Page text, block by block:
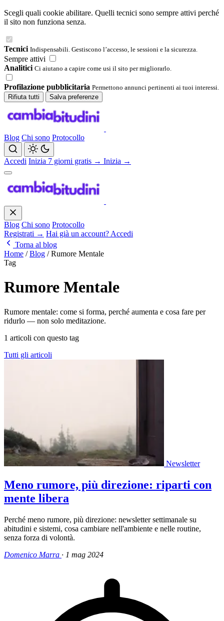
Scegli quali cookie abilitare. Quelli tecnici sono sempre attivi perché
il sito non funziona senza.
Tecnici Indispensabili. Gestiscono l’accesso, le sessioni e la sicurezza.
Sempre attivi
Analitici Ci aiutano a capire come usi il sito per migliorarlo.
Profilazione pubblicitaria Permettono annunci pertinenti ai tuoi interessi.
Rifiuta tutti
Salva preferenze
Blog Chi sono Protocollo
Accedi Inizia 7 giorni gratis → Inizia →
Blog Chi sono Protocollo
Registrati → Hai già un account? Accedi
Torna al blog
Home / Blog / Rumore Mentale
Tag
Rumore Mentale
Rumore mentale: come si forma, perché aumenta e cosa fare per
ridurlo — non solo meditazione.
1 articoli con questo tag
Tutti gli articoli
Newsletter
Meno rumore, più direzione: riparti con
mente libera
Perché meno rumore, più direzione: newsletter settimanale su
abitudini e sistemi, cosa cambiare nell'ambiente e nelle routine,
senza forza di volontà.
Domenico Marra · 1 mag 2024